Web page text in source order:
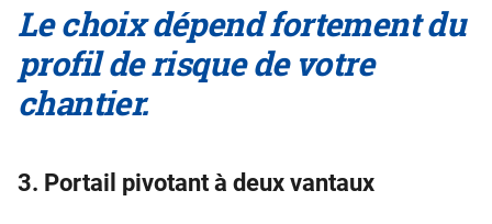
Le choix dépend fortement du
profil de risque de votre
chantier.
3. Portail pivotant à deux vantaux